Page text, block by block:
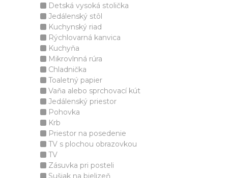
Detská vysoká stolička
Jedálenský stôl
Kuchynský riad
Rýchlovarná kanvica
Kuchyňa
Mikrovlnná rúra
Chladnička
Toaletný papier
Vaňa alebo sprchovací kút
Jedálenský priestor
Pohovka
Krb
Priestor na posedenie
TV s plochou obrazovkou
TV
Zásuvka pri posteli
Sušiak na bielizeň